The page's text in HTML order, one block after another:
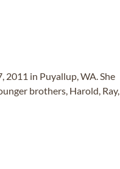
2011 in Puyallup, WA. She
brothers, Harold, Ray,